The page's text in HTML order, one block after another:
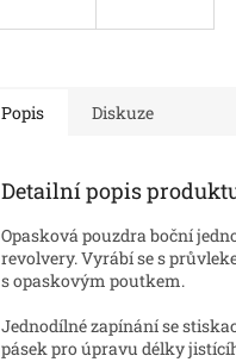
Popis Diskuze
Detailní popis
Opasková pouzdra boční
revolvery. Vyrábí se s
s opaskovým poutkem.
Jednodílné zapínání se
pásek pro úpravu délky